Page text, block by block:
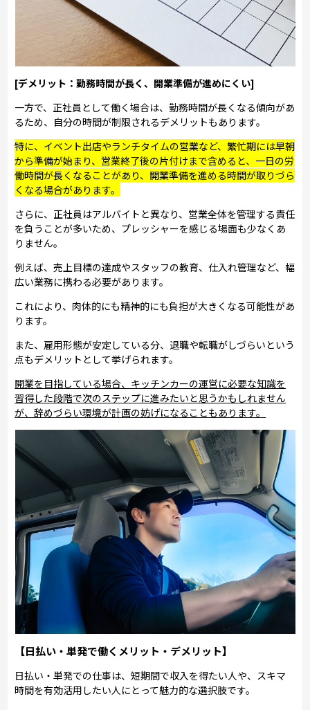
[デメリット：勤務時間が長く、開業準備が進めにくい]
一方で、正社員として働く場合は、勤務時間が長くなる傾向があ
るため、自分の時間が制限されるデメリットもあります。
特に、イベント出店やランチタイムの営業など、繁忙期には早朝
から準備が始まり、営業終了後の片付けまで含めると、一日の労
働時間が長くなることがあり、開業準備を進める時間が取りづら
くなる場合があります。
さらに、正社員はアルバイトと異なり、営業全体を管理する責任
を負うことが多いため、プレッシャーを感じる場面も少なくあ
りません。
例えば、売上目標の達成やスタッフの教育、仕入れ管理など、幅
広い業務に携わる必要があります。
これにより、肉体的にも精神的にも負担が大きくなる可能性があ
ります。
また、雇用形態が安定している分、退職や転職がしづらいという
点もデメリットとして挙げられます。
開業を目指している場合、キッチンカーの運営に必要な知識を
習得した段階で次のステップに進みたいと思うかもしれません
が、辞めづらい環境が計画の妨げになることもあります。
【日払い・単発で働くメリット・デメリット】
日払い・単発での仕事は、短期間で収入を得たい人や、スキマ
時間を有効活用したい人にとって魅力的な選択肢です。